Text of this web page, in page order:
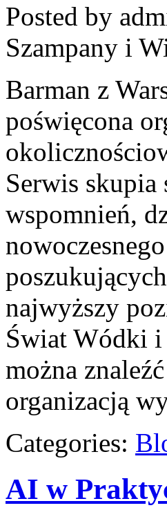
Posted by
Szampany i
Barman z
poświęcona
Serwis skupia
wspomnień,
najwyższy
Świat Wódki i
można
organizacją
Categories:
AI w